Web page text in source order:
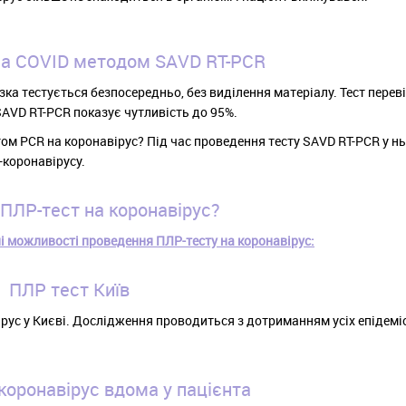
COVID методом SAVD RT-PCR
тестується безпосередньо, без виділення матеріалу. Тест
RT-PCR показує чутливість до 95%.
PCR на коронавірус? Під час проведення тесту SAVD RT-PCR у
тест на коронавірус?
проведення ПЛР-тесту на коронавірус:
ПЛР тест Київ
у Києві. Дослідження проводиться з дотриманням усіх
вдома у пацієнта